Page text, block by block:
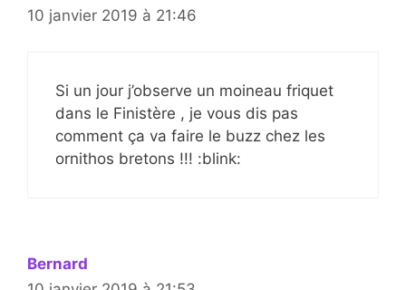
10 janvier 2019 à 21:46
Si un jour j’observe un moineau friquet
dans le Finistère , je vous dis pas
comment ça va faire le buzz chez les
ornithos bretons !!! :blink:
Bernard